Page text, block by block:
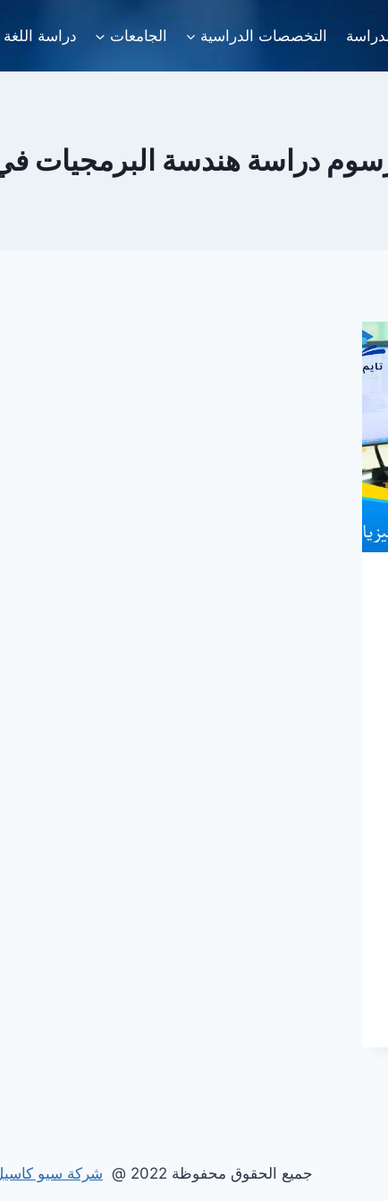
التخصصات الدراسية الجامعات دراسة اللغة
دراسة هندسة البرمجيات في
جميع الحقوق محفوظة 2022 @ شركة سيو